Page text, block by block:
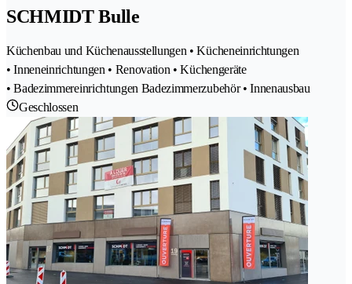
SCHMIDT Bulle
Küchenbau und Küchenausstellungen • Kücheneinrichtungen
• Inneneinrichtungen • Renovation • Küchengeräte
• Badezimmereinrichtungen Badezimmerzubehör • Innenausbau
Geschlossen